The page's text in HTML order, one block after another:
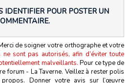
IDENTIFIER POUR POSTER UN
de soigner votre orthographe et votre
sont pas autorisés, afin d’éviter toute
malveillants. Pour ce type de
forum - La Taverne. Veillez à rester polis
Donner votre avis sur l’œuvre